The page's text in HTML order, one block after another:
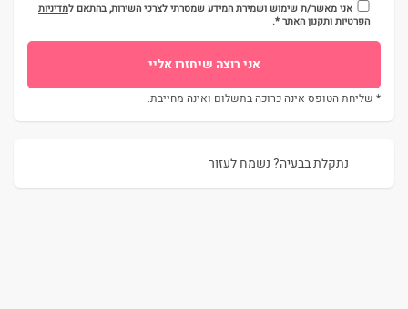
אני מאשר/ת שימוש ושמירת המידע שמסרתי לצרכי השירות, בהתאם למדיניות
הפרטיותותקנון האתר*.
* שליחת הטופס אינה כרוכה בתשלום ואינה מחייבת.
נתקלת בבעיה? נשמח לעזור